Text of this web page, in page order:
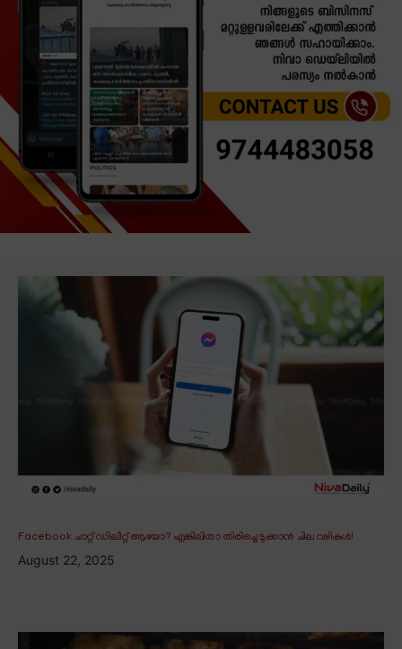
Facebook ചാറ്റ് ഡിലീറ്റ് ആയോ? എങ്കിലിതാ തിരിച്ചെടുക്കാൻ ചില വഴികൾ!
August 22, 2025